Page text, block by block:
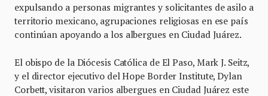
expulsando a personas migrantes y solicitantes de asilo a
territorio mexicano, agrupaciones religiosas en ese país
continúan apoyando a los albergues en Ciudad Juárez.
El obispo de la Diócesis Católica de El Paso, Mark J. Seitz,
y el director ejecutivo del Hope Border Institute, Dylan
Corbett, visitaron varios albergues en Ciudad Juárez este